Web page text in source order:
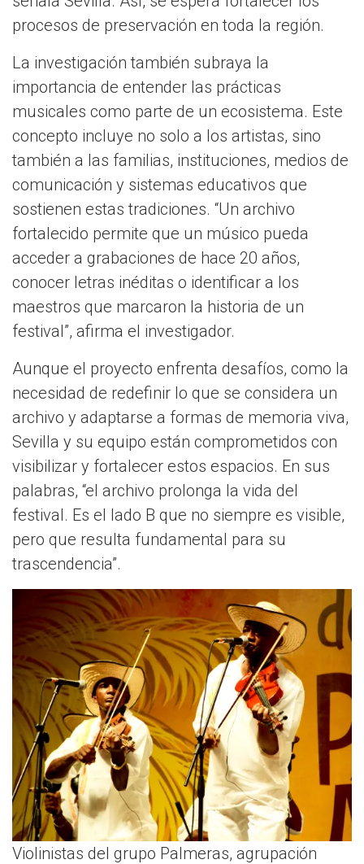
procesos de preservación en toda la región.
La investigación también subraya la
importancia de entender las prácticas
musicales como parte de un ecosistema. Este
concepto incluye no solo a los artistas, sino
también a las familias, instituciones, medios de
comunicación y sistemas educativos que
sostienen estas tradiciones. “Un archivo
fortalecido permite que un músico pueda
acceder a grabaciones de hace 20 años,
conocer letras inéditas o identificar a los
maestros que marcaron la historia de un
festival”, afirma el investigador.
Aunque el proyecto enfrenta desafíos, como la
necesidad de redefinir lo que se considera un
archivo y adaptarse a formas de memoria viva,
Sevilla y su equipo están comprometidos con
visibilizar y fortalecer estos espacios. En sus
palabras, “el archivo prolonga la vida del
festival. Es el lado B que no siempre es visible,
pero que resulta fundamental para su
trascendencia”.
Violinistas del grupo Palmeras, agrupación